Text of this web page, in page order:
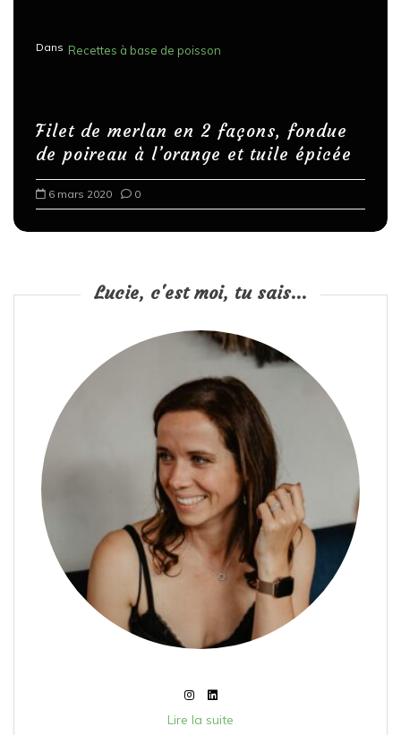
Dans Recettes à base de poisson
Filet de merlan en 2 façons, fondue
de poireau à l’orange et tuile épicée
6 mars 2020 0
Lucie, c'est moi, tu sais...
Lire la suite